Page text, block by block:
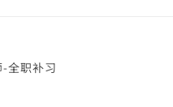
全职补习